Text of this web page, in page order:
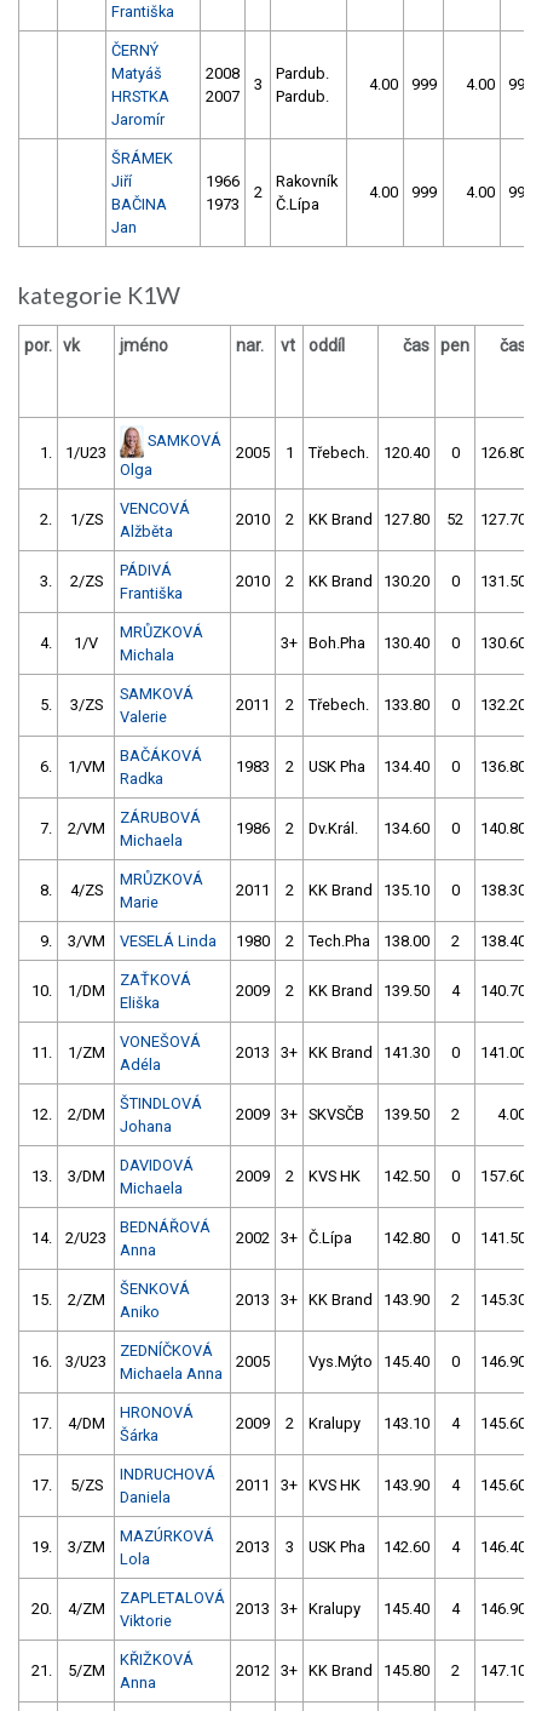
Františka
ČERNÝ
Matyáš
HRSTKA
Jaromír
2008
2007
3
Pardub.
Pardub.
4.00 999 4.00 999
ŠRÁMEK
Jiří
BAČINA
Jan
1966
1973
2
Rakovník
Č.Lípa
4.00 999 4.00 999
kategorie K1W
por. vk jméno nar. vt oddíl čas pen čas
1. 1/U23
SAMKOVÁ
Olga
2005 1 Třebech. 120.40 0 126.80
2. 1/ZS
VENCOVÁ
Alžběta
2010 2 KK Brand 127.80 52 127.70
3. 2/ZS
PÁDIVÁ
Františka
2010 2 KK Brand 130.20 0 131.50
4. 1/V
MRŮZKOVÁ
Michala
3+ Boh.Pha 130.40 0 130.60
5. 3/ZS
SAMKOVÁ
Valerie
2011 2 Třebech. 133.80 0 132.20
6. 1/VM
BAČÁKOVÁ
Radka
1983 2 USK Pha 134.40 0 136.80
7. 2/VM
ZÁRUBOVÁ
Michaela
1986 2 Dv.Král. 134.60 0 140.80
8. 4/ZS
MRŮZKOVÁ
Marie
2011 2 KK Brand 135.10 0 138.30
9. 3/VM VESELÁ Linda 1980 2 Tech.Pha 138.00 2 138.40
10. 1/DM
ZAŤKOVÁ
Eliška
2009 2 KK Brand 139.50 4 140.70
11. 1/ZM
VONEŠOVÁ
Adéla
2013 3+ KK Brand 141.30 0 141.00
12. 2/DM
ŠTINDLOVÁ
Johana
2009 3+ SKVSČB 139.50 2 4.00
13. 3/DM
DAVIDOVÁ
Michaela
2009 2 KVS HK 142.50 0 157.60
14. 2/U23
BEDNÁŘOVÁ
Anna
2002 3+ Č.Lípa 142.80 0 141.50
15. 2/ZM
ŠENKOVÁ
Aniko
2013 3+ KK Brand 143.90 2 145.30
16. 3/U23
ZEDNÍČKOVÁ
Michaela Anna
2005 Vys.Mýto 145.40 0 146.90
17. 4/DM
HRONOVÁ
Šárka
2009 2 Kralupy 143.10 4 145.60
17. 5/ZS
INDRUCHOVÁ
Daniela
2011 3+ KVS HK 143.90 4 145.60
19. 3/ZM
MAZÚRKOVÁ
Lola
2013 3 USK Pha 142.60 4 146.40
20. 4/ZM
ZAPLETALOVÁ
Viktorie
2013 3+ Kralupy 145.40 4 146.90
21. 5/ZM
KŘIŽKOVÁ
Anna
2012 3+ KK Brand 145.80 2 147.10